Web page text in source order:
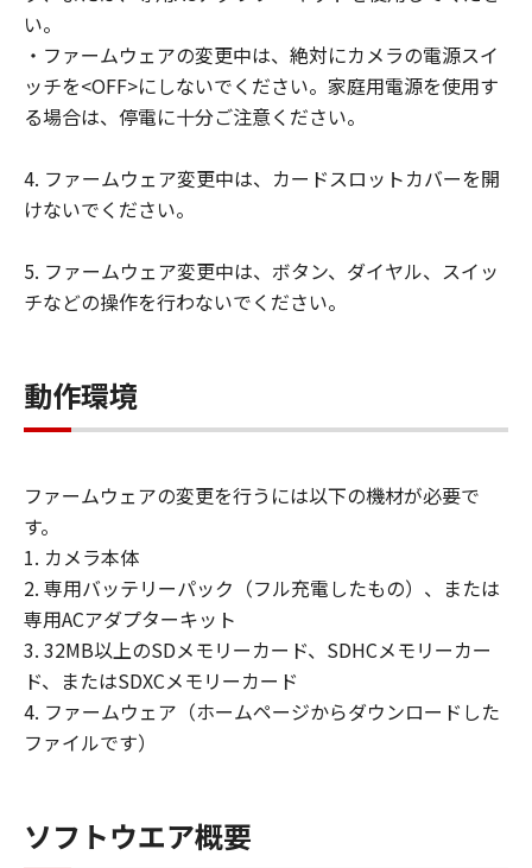
キヤノン、キヤノンの子会社、キヤノンの
関連会社、それらの販売代理店および販売
店、ならびにキヤノンのライセンサーは、
びお客様による「許諾ソフトウェア」の使
用を支援することに、並びに「許諾ソフト
正またはサポートの提供ついて、いかなる
責任も負うものではありません。
お客様は、日本国政府または該当国の政府
より必要な認可等を得ることなしに、「許
諾ソフトウェア」の全部または一部を、直
(1) 「許諾ソフトウェア」は、『現状有
姿』の状態で使用許諾されます。キヤノ
ン、キヤノンの子会社、キヤノンの関連会
社、それらの販売代理店または販売店、な
らびにキヤノンのライセンサーは、｢許諾
ソフトウェア」に関して、商品性および特
定の目的への適合性の保証または「許諾ソ
わず一切しないものとします。
(2) キヤノン、キヤノンの子会社、キヤノン
い。
・ファームウェアの変更中は、絶対にカメラの電源スイ
ッチを<OFF>にしないでください。家庭用電源を使用す
る場合は、停電に十分ご注意ください。
4. ファームウェア変更中は、カードスロットカバーを開
けないでください。
5. ファームウェア変更中は、ボタン、ダイヤル、スイッ
チなどの操作を行わないでください。
動作環境
ファームウェアの変更を行うには以下の機材が必要で
す。
1. カメラ本体
2. 専用バッテリーパック（フル充電したもの）、または
専用ACアダプターキット
3. 32MB以上のSDメモリーカード、SDHCメモリーカー
ド、またはSDXCメモリーカード
4. ファームウェア（ホームページからダウンロードした
ファイルです）
ソフトウエア概要